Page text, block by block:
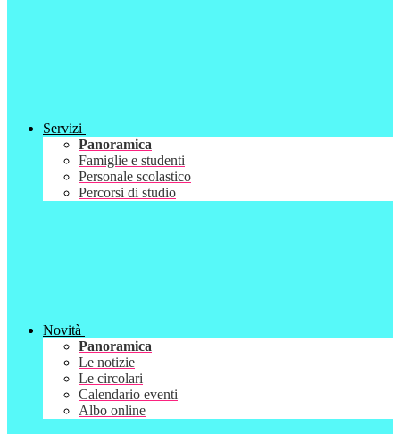
Servizi
Panoramica
Famiglie e studenti
Personale scolastico
Percorsi di studio
Novità
Panoramica
Le notizie
Le circolari
Calendario eventi
Albo online